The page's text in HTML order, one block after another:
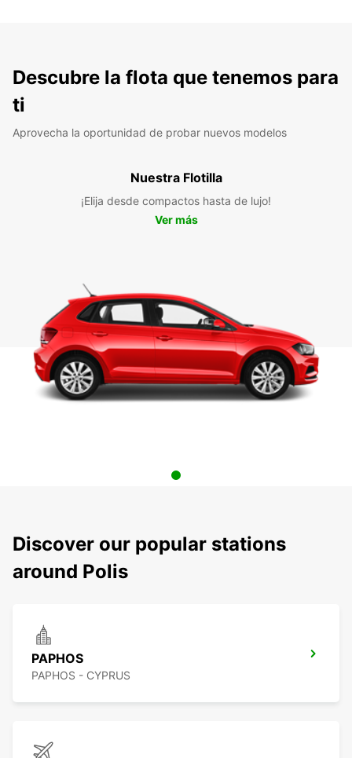
Descubre la flota que tenemos para
ti
Aprovecha la oportunidad de probar nuevos modelos
Nuestra Flotilla
¡Elija desde compactos hasta de lujo!
Ver más
Discover our popular stations
around Polis
PAPHOS
PAPHOS - CYPRUS